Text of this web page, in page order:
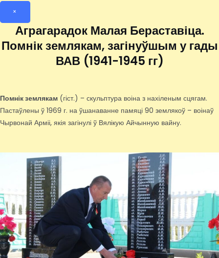
×
Аграгарадок Малая Бераставіца.
Помнік землякам, загінуўшым у гады
ВАВ (1941-1945 гг)
Помнік землякам (гіст.) – скульптура воіна з нахіленым сцягам.
Пастаўлены ў 1969 г. на ўшанаванне памяці 90 землякоў – воінаў
Чырвонай Арміі, якія загінулі ў Вялікую Айчынную вайну.